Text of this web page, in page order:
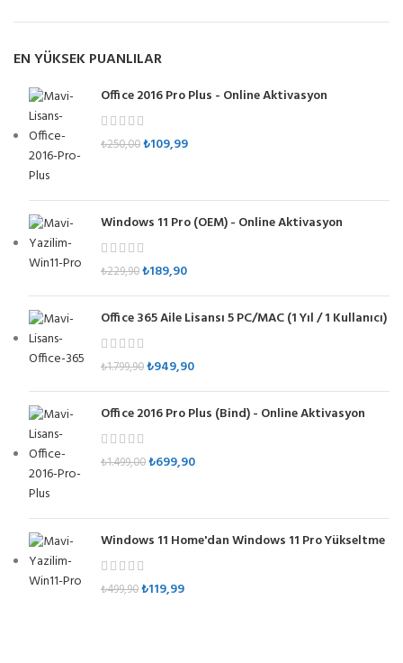
EN YÜKSEK PUANLILAR
Office 2016 Pro Plus - Online Aktivasyon
₺250,00₺109,99
Windows 11 Pro (OEM) - Online Aktivasyon
₺229,90₺189,90
Office 365 Aile Lisansı 5 PC/MAC (1 Yıl / 1 Kullanıcı)
₺1.799,90₺949,90
Office 2016 Pro Plus (Bind) - Online Aktivasyon
₺1.499,00₺699,90
Windows 11 Home'dan Windows 11 Pro Yükseltme
₺499,90₺119,99